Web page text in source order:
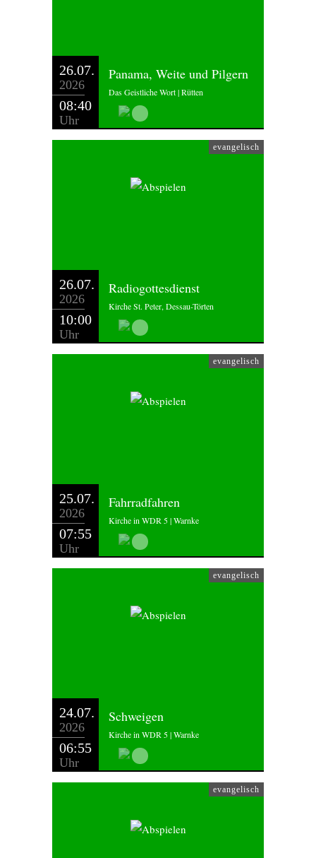
26.07.
2026
08:40
Uhr
Panama, Weite und Pilgern
Das Geistliche Wort | Rütten
evangelisch
26.07.
2026
10:00
Uhr
Radiogottesdienst
Kirche St. Peter, Dessau-Törten
evangelisch
25.07.
2026
07:55
Uhr
Fahrradfahren
Kirche in WDR 5 | Warnke
evangelisch
24.07.
2026
06:55
Uhr
Schweigen
Kirche in WDR 5 | Warnke
evangelisch